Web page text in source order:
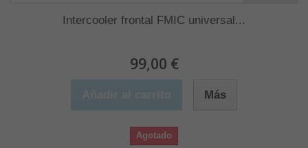
Intercooler frontal FMIC universal...
99,00 €
Más
Agotado